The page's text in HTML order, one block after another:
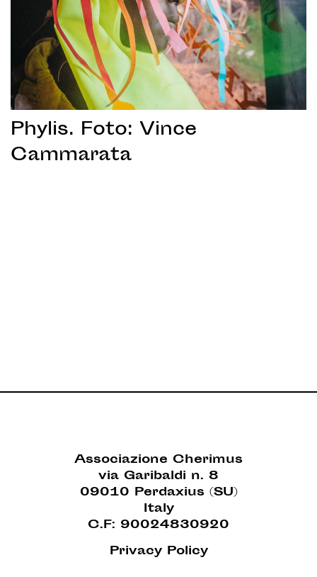
Phylis. Foto: Vince
Cammarata
Associazione Cherimus
via Garibaldi n. 8
09010 Perdaxius (SU)
Italy
C.F: 90024830920
Privacy Policy